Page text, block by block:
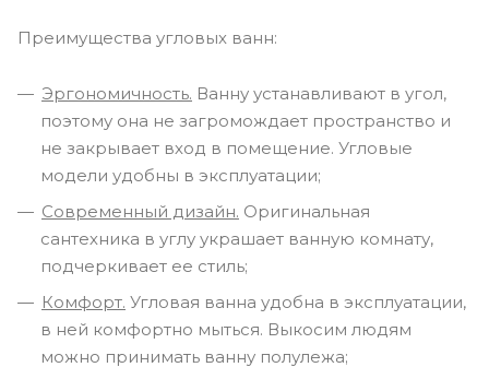
Преимущества угловых ванн:
Эргономичность. Ванну устанавливают в угол,
поэтому она не загромождает пространство и
не закрывает вход в помещение. Угловые
модели удобны в эксплуатации;
Современный дизайн. Оригинальная
сантехника в углу украшает ванную комнату,
подчеркивает ее стиль;
Комфорт. Угловая ванна удобна в эксплуатации,
в ней комфортно мыться. Выкосим людям
можно принимать ванну полулежа;